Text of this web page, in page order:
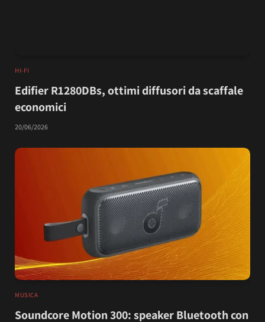
HI-FI
Edifier R1280DBs, ottimi diffusori da scaffale
economici
20/06/2026
MUSICA
Soundcore Motion 300: speaker Bluetooth con